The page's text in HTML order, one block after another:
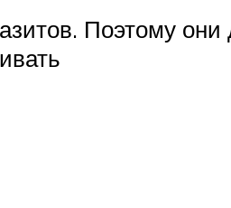
Поэтому они